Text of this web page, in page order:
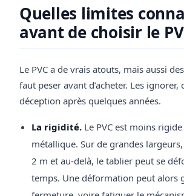
Quelles limites
avant de choisir le
Le PVC a de vrais atouts, mais aussi
faut peser avant d’acheter. Les ignorer,
déception après quelques années.
La rigidité. Le PVC est moins
métallique. Sur de grandes largeurs,
2 m et au-delà, le tablier peut se
temps. Une déformation peut alors